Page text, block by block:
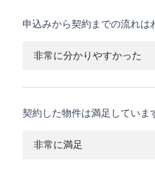
申込みから契約までの流れは
非常に分かりやすかった
契約した物件は満足していま
非常に満足